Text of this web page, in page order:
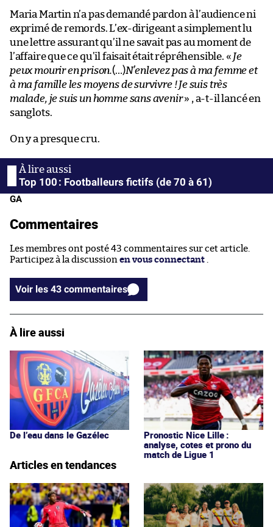
Maria Martin n’a pas demandé pardon à l’audience ni
exprimé de remords. L’ex-dirigeant a simplement lu
une lettre assurant qu’il ne savait pas au moment de
l’affaire que ce qu’il faisait était répréhensible. « Je
peux mourir en prison.(…)N’enlevez pas à ma femme et
à ma famille les moyens de survivre ! Je suis très
malade, je suis un homme sans avenir» , a-t-il lancé en
sanglots.
On y a presque cru.
Top 100 : Footballeurs fictifs (de 70 à 61)
GA
Commentaires
Les membres ont posté 43 commentaires sur cet article.
Participez à la discussion en vous connectant .
Voir les 43 commentaires
À lire aussi
De l’eau dans le Gazélec
Pronostic Nice Lille :
analyse, cotes et prono du
match de Ligue 1
Articles en tendances